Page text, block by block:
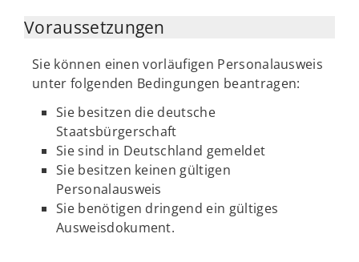
Voraussetzungen
Sie können einen vorläufigen Personalausweis
unter folgenden Bedingungen beantragen:
Sie besitzen die deutsche
Staatsbürgerschaft
Sie sind in Deutschland gemeldet
Sie besitzen keinen gültigen
Personalausweis
Sie benötigen dringend ein gültiges
Ausweisdokument.